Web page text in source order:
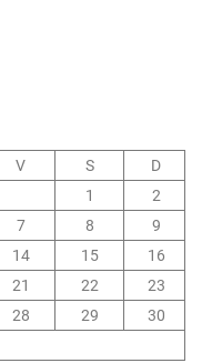
V S
D
1
2
7 8
9
14 15
16
21 22
23
28 29
30